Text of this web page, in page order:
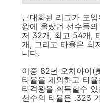
근대화된 리그가 도
왕에 올랐던 선수들
저 32개, 최고 54개,
개, 그리고 타율은 최
니다.
이중 82년 오치아이(
타율을 제외하고 타
타격왕을 획득할수
선수의 타율은 .323